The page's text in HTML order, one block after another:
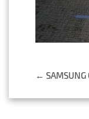
Post
← SAMSUNG